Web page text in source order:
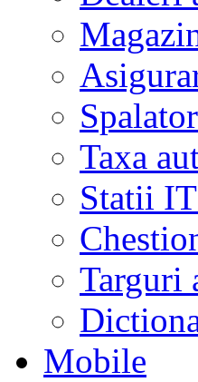
Taxa
Statii
Targuri
Mobile